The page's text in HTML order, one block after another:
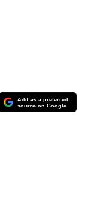
Add as a preferred
source on Google